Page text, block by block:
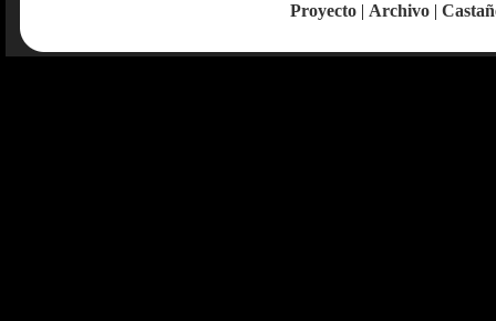
Proyecto | Archivo |